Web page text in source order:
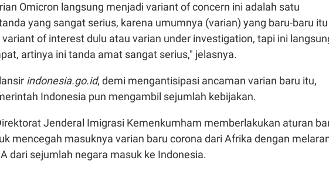
Omicron langsung menjadi variant of concern ini adalah satu
yang sangat serius, karena umumnya (varian) yang baru-baru itu
variant of interest dulu atau varian under investigation, tapi ini
artinya ini tanda amat sangat serius," jelasnya.
indonesia.go.id, demi mengantisipasi ancaman varian baru itu,
Indonesia pun mengambil sejumlah kebijakan.
Jenderal Imigrasi Kemenkumham memberlakukan aturan
mencegah masuknya varian baru corona dari Afrika dengan
dari sejumlah negara masuk ke Indonesia.